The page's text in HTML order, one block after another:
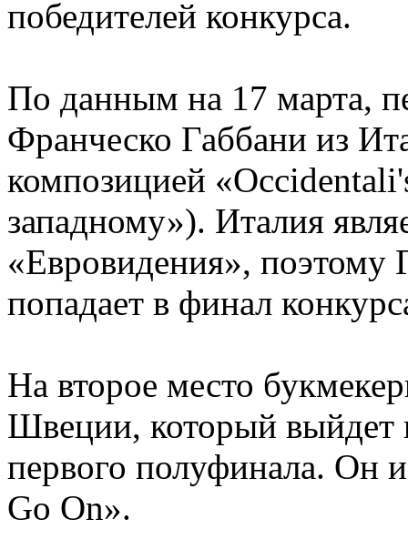
победителей конкурса.
По данным на 17 марта,
Франческо Габбани из
композицией
западному»). Италия
«Евровидения», поэтому
попадает в финал
На второе место
Швеции, который выйдет
первого полуфинала. Он
Go On».